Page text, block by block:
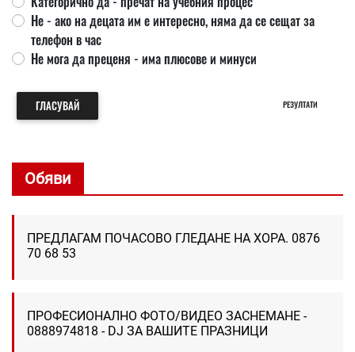
Не - ако на децата им е интересно, няма да се сещат за
телефон в час
Не мога да преценя - има плюсове и минуси
ГЛАСУВАЙ РЕЗУЛТАТИ
Обяви
ПРЕДЛАГАМ ПОЧАСОВО ГЛЕДАНЕ НА ХОРА. 0876
70 68 53
ПРОФЕСИОНАЛНО ФОТО/ВИДЕО ЗАСНЕМАНЕ -
0888974818 - DJ ЗА ВАШИТЕ ПРАЗНИЦИ